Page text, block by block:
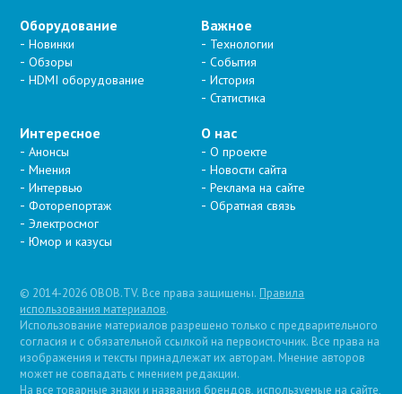
Оборудование
Новинки
Обзоры
HDMI оборудование
Важное
Технологии
События
История
Статистика
Интересное
Анонсы
Мнения
Интервью
Фоторепортаж
Электросмог
Юмор и казусы
О нас
О проекте
Новости сайта
Реклама на сайте
Обратная связь
© 2014-2026 OBOB.TV. Все права защищены. Правила
использования материалов.
Использование материалов разрешено только с предварительного
согласия и с обязательной ссылкой на первоисточник. Все права на
изображения и тексты принадлежат их авторам. Мнение авторов
может не совпадать с мнением редакции.
На все товарные знаки и названия брендов, используемые на сайте,